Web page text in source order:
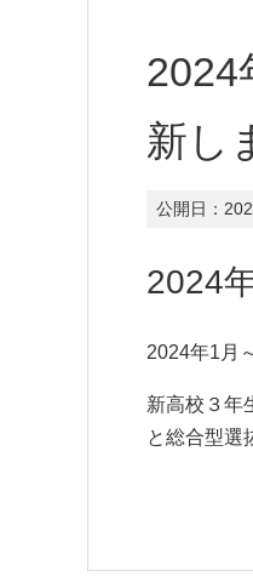
2024
新し
公開日：
2024
2024年1月
新高校３年
と総合型選